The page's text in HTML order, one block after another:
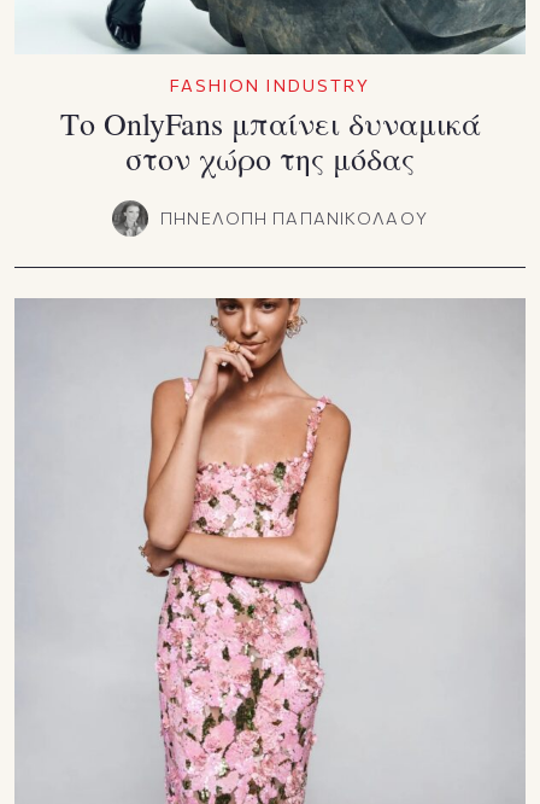
FASHION INDUSTRY
Το OnlyFans μπαίνει δυναμικά
στον χώρο της μόδας
ΠΗΝΕΛΟΠΗ ΠΑΠΑΝΙΚΟΛΑΟΥ